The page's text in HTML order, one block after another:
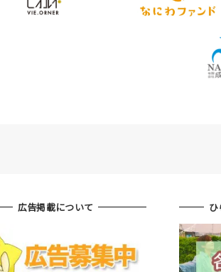
広告掲載について